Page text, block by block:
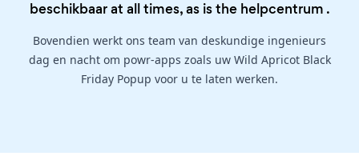
beschikbaar at all times, as is the helpcentrum .
Bovendien werkt ons team van deskundige ingenieurs
dag en nacht om powr-apps zoals uw Wild Apricot Black
Friday Popup voor u te laten werken.